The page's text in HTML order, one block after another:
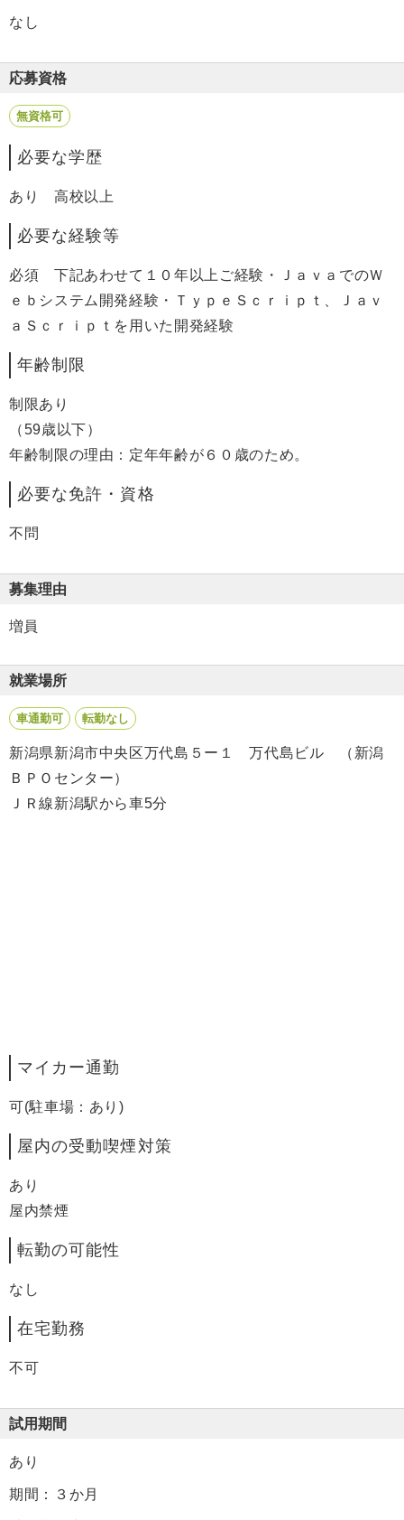
なし
応募資格
無資格可
必要な学歴
あり 高校以上
必要な経験等
必須 下記あわせて１０年以上ご経験・ＪａｖａでのＷ
ｅｂシステム開発経験・ＴｙｐｅＳｃｒｉｐｔ、Ｊａｖ
ａＳｃｒｉｐｔを用いた開発経験
年齢制限
制限あり
（59歳以下）
年齢制限の理由：定年年齢が６０歳のため。
必要な免許・資格
不問
募集理由
増員
就業場所
車通勤可 転勤なし
新潟県新潟市中央区万代島５ー１ 万代島ビル （新潟
ＢＰＯセンター）
ＪＲ線新潟駅から車5分
マイカー通勤
可(駐車場：あり)
屋内の受動喫煙対策
あり
屋内禁煙
転勤の可能性
なし
在宅勤務
不可
試用期間
あり
期間：３か月